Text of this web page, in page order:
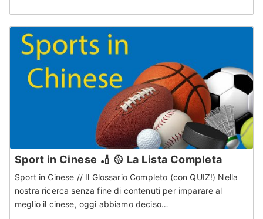
Sport in Cinese 🏏 🥎 La Lista Completa
Sport in Cinese // Il Glossario Completo (con QUIZ!) Nella
nostra ricerca senza fine di contenuti per imparare al
meglio il cinese, oggi abbiamo deciso…